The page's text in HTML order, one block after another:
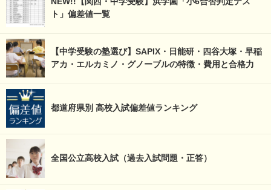
ト」偏差値一覧
【中学受験の塾選び】SAPIX・日能研・四谷大塚・早稲
アカ・エルカミノ・グノーブルの特徴・費用と合格力
都道府県別 高校入試偏差値ランキング
全国公立高校入試（過去入試問題・正答）